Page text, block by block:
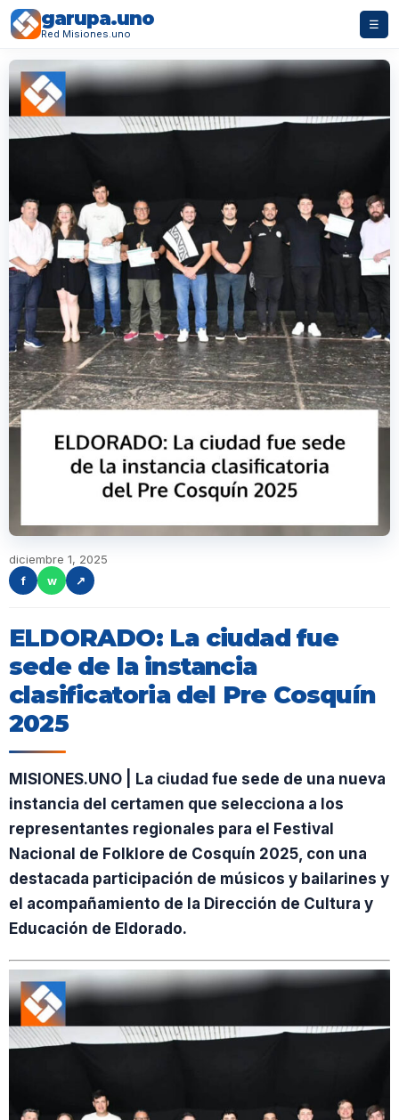
garupa.uno
Red Misiones.uno
☰
diciembre 1, 2025
f
w ↗
ELDORADO: La ciudad fue
sede de la instancia
clasificatoria del Pre Cosquín
2025
MISIONES.UNO | La ciudad fue sede de una nueva
instancia del certamen que selecciona a los
representantes regionales para el Festival
Nacional de Folklore de Cosquín 2025, con una
destacada participación de músicos y bailarines y
el acompañamiento de la Dirección de Cultura y
Educación de Eldorado.